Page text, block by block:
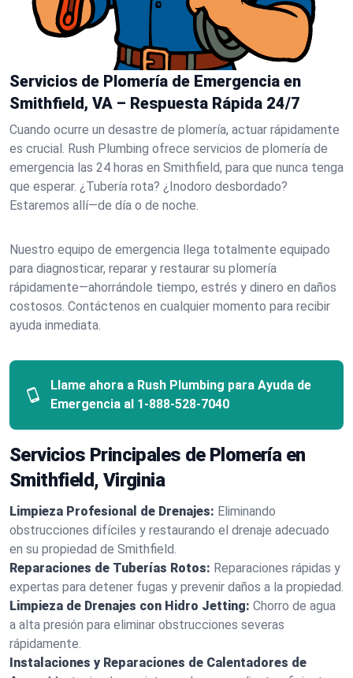
Servicios de Plomería de Emergencia en
Smithfield, VA – Respuesta Rápida 24/7
Cuando ocurre un desastre de plomería, actuar rápidamente
es crucial. Rush Plumbing ofrece servicios de plomería de
emergencia las 24 horas en Smithfield, para que nunca tenga
que esperar. ¿Tubería rota? ¿Inodoro desbordado?
Estaremos allí—de día o de noche.
Nuestro equipo de emergencia llega totalmente equipado
para diagnosticar, reparar y restaurar su plomería
rápidamente—ahorrándole tiempo, estrés y dinero en daños
costosos. Contáctenos en cualquier momento para recibir
ayuda inmediata.
Llame ahora a Rush Plumbing para Ayuda de
Emergencia al 1-888-528-7040
Servicios Principales de Plomería en
Smithfield, Virginia
Limpieza Profesional de Drenajes: Eliminando
obstrucciones difíciles y restaurando el drenaje adecuado
en su propiedad de Smithfield.
Reparaciones de Tuberías Rotos: Reparaciones rápidas y
expertas para detener fugas y prevenir daños a la propiedad.
Limpieza de Drenajes con Hidro Jetting: Chorro de agua
a alta presión para eliminar obstrucciones severas
rápidamente.
Instalaciones y Reparaciones de Calentadores de